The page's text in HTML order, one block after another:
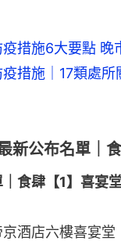
疫措施6大要點 晚
疫措施｜17類處
新公布名單｜
食肆【1】喜宴
酒店六樓喜宴堂